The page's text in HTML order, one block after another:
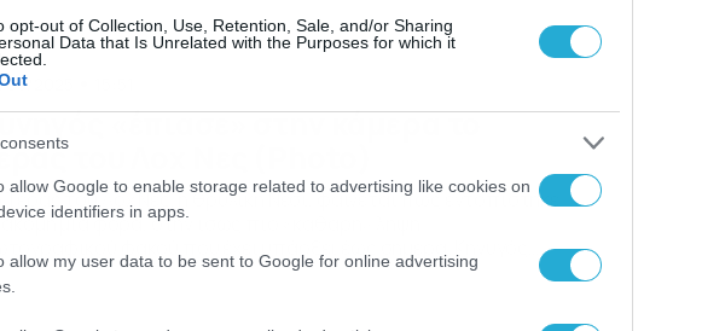
opt-out of Collection, Use, Retention, Sale, and/or Sharing
Data that Is Unrelated with the Purposes for which it
allow Google to enable storage related to advertising like cookies on
identifiers in apps.
allow my user data to be sent to Google for online advertising
2025
«έπιασε» στην κάμερα το
του Λοχ Νες (Photo)
του Λοχ Νες, η θρυλική Νέσι, φαίνεται πως εντοπίστηκε
ακόμη μια φορά, στην ίσως πιο «καθαρή» λήψη
τέρατος του Λοχ Νες, ισχυρίζεται πως το έχει «πιάσει» στην
λήψη έως σήμερα, στα παγωμένα νερά της λίμνης Νες.